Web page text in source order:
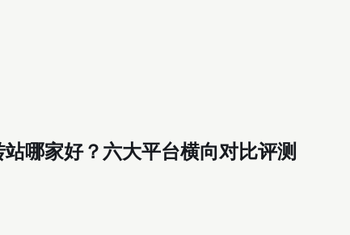
哪家好？六大平台横向对比评测